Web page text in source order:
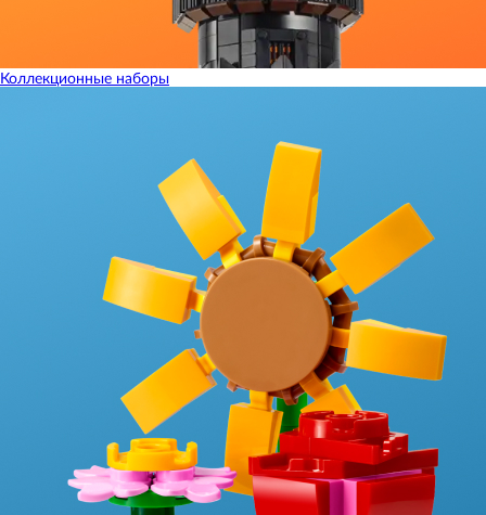
Коллекционные наборы